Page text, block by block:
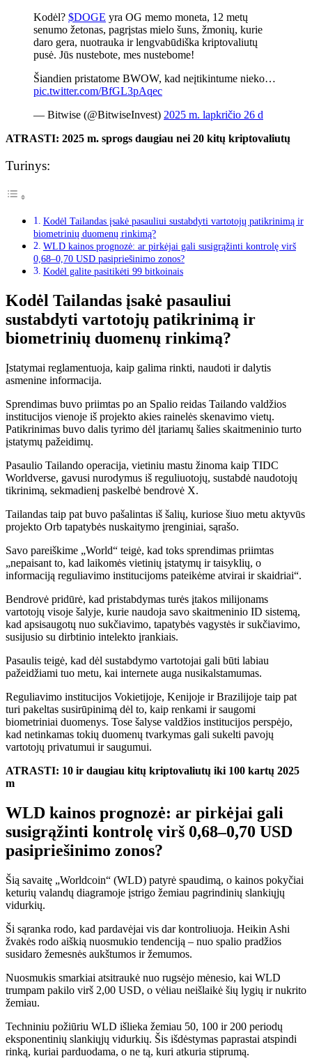
Kodėl? $DOGE yra OG memo moneta, 12 metų
senumo žetonas, pagrįstas mielo šuns, žmonių, kurie
daro gera, nuotrauka ir lengvabūdiška kriptovaliutų
pusė. Jūs nustebote, mes nustebome!
Šiandien pristatome BWOW, kad neįtikintume nieko…
pic.twitter.com/BfGL3pAqec
— Bitwise (@BitwiseInvest) 2025 m. lapkričio 26 d
ATRASTI: 2025 m. sprogs daugiau nei 20 kitų kriptovaliutų
Turinys:
Kodėl Tailandas įsakė pasauliui sustabdyti vartotojų patikrinimą ir
biometrinių duomenų rinkimą?
WLD kainos prognozė: ar pirkėjai gali susigrąžinti kontrolę virš
0,68–0,70 USD pasipriešinimo zonos?
Kodėl galite pasitikėti 99 bitkoinais
Kodėl Tailandas įsakė pasauliui
sustabdyti vartotojų patikrinimą ir
biometrinių duomenų rinkimą?
Įstatymai reglamentuoja, kaip galima rinkti, naudoti ir dalytis
asmenine informacija.
Sprendimas buvo priimtas po an Spalio reidas Tailando valdžios
institucijos vienoje iš projekto akies rainelės skenavimo vietų.
Patikrinimas buvo dalis tyrimo dėl įtariamų šalies skaitmeninio turto
įstatymų pažeidimų.
Pasaulio Tailando operacija, vietiniu mastu žinoma kaip TIDC
Worldverse, gavusi nurodymus iš reguliuotojų, sustabdė naudotojų
tikrinimą, sekmadienį paskelbė bendrovė X.
Tailandas taip pat buvo pašalintas iš šalių, kuriose šiuo metu aktyvūs
projekto Orb tapatybės nuskaitymo įrenginiai, sąrašo.
Savo pareiškime „World“ teigė, kad toks sprendimas priimtas
„nepaisant to, kad laikomės vietinių įstatymų ir taisyklių, o
informaciją reguliavimo institucijoms pateikėme atvirai ir skaidriai“.
Bendrovė pridūrė, kad pristabdymas turės įtakos milijonams
vartotojų visoje šalyje, kurie naudoja savo skaitmeninio ID sistemą,
kad apsisaugotų nuo sukčiavimo, tapatybės vagystės ir sukčiavimo,
susijusio su dirbtinio intelekto įrankiais.
Pasaulis teigė, kad dėl sustabdymo vartotojai gali būti labiau
pažeidžiami tuo metu, kai internete auga nusikalstamumas.
Reguliavimo institucijos Vokietijoje, Kenijoje ir Brazilijoje taip pat
turi pakeltas susirūpinimą dėl to, kaip renkami ir saugomi
biometriniai duomenys. Tose šalyse valdžios institucijos perspėjo,
kad netinkamas tokių duomenų tvarkymas gali sukelti pavojų
vartotojų privatumui ir saugumui.
ATRASTI: 10 ir daugiau kitų kriptovaliutų iki 100 kartų 2025
m
WLD kainos prognozė: ar pirkėjai gali
susigrąžinti kontrolę virš 0,68–0,70 USD
pasipriešinimo zonos?
Šią savaitę „Worldcoin“ (WLD) patyrė spaudimą, o kainos pokyčiai
keturių valandų diagramoje įstrigo žemiau pagrindinių slankiųjų
vidurkių.
Ši sąranka rodo, kad pardavėjai vis dar kontroliuoja. Heikin Ashi
žvakės rodo aiškią nuosmukio tendenciją – nuo ​​spalio pradžios
susidaro žemesnės aukštumos ir žemumos.
Nuosmukis smarkiai atsitraukė nuo rugsėjo mėnesio, kai WLD
trumpam pakilo virš 2,00 USD, o vėliau neišlaikė šių lygių ir nukrito
žemiau.
Techniniu požiūriu WLD išlieka žemiau 50, 100 ir 200 periodų
eksponentinių slankiųjų vidurkių. Šis išdėstymas paprastai atspindi
rinką, kuriai parduodama, o ne tą, kuri atkuria stiprumą.